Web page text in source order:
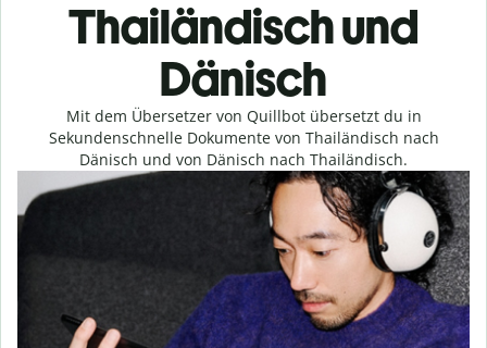
Thailändisch und
Dänisch
Mit dem Übersetzer von Quillbot übersetzt du in
Sekundenschnelle Dokumente von Thailändisch nach
Dänisch und von Dänisch nach Thailändisch.